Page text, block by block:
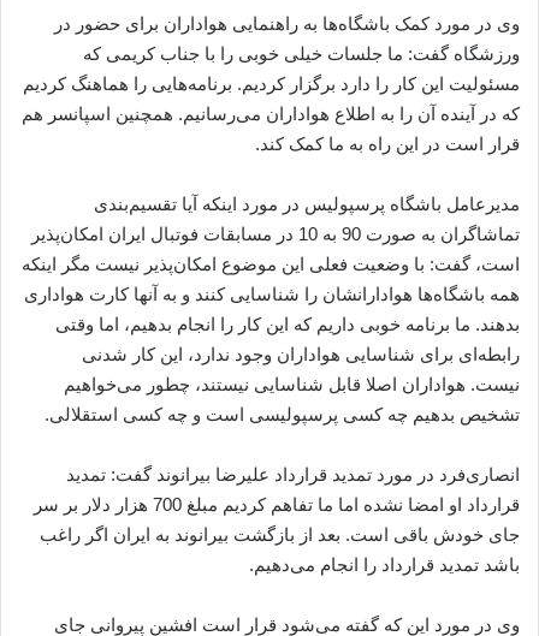
وی در مورد کمک باشگاه‌ها به راهنمایی هواداران برای حضور در
ورزشگاه گفت: ما جلسات خیلی خوبی را با جناب کریمی که
مسئولیت این کار را دارد برگزار کردیم. برنامه‌هایی را هماهنگ کردیم
که در آینده آن را به اطلاع هواداران می‌رسانیم. همچنین اسپانسر هم
قرار است در این راه به ما کمک کند.
مدیرعامل باشگاه پرسپولیس در مورد اینکه آیا تقسیم‌بندی
تماشاگران به صورت 90 به 10 در مسابقات فوتبال ایران امکان‌پذیر
است، گفت: با وضعیت فعلی این موضوع امکان‌پذیر نیست مگر اینکه
همه باشگاه‌ها هوادارانشان را شناسایی کنند و به آنها کارت هواداری
بدهند. ما برنامه خوبی داریم که این کار را انجام بدهیم، اما وقتی
رابطه‌ای برای شناسایی هواداران وجود ندارد، این کار شدنی
نیست. هواداران اصلا قابل شناسایی نیستند، چطور می‌خواهیم
تشخیص بدهیم چه کسی پرسپولیسی است و چه کسی استقلالی.
انصاری‌‌فرد در مورد تمدید قرارداد علیرضا بیرانوند گفت: تمدید
قرارداد او امضا نشده اما ما تفاهم کردیم مبلغ 700 هزار دلار بر سر
جای خودش باقی است. بعد از بازگشت بیرانوند به ایران اگر راغب
باشد تمدید قرارداد را انجام می‌دهیم.
وی در مورد این که گفته می‌شود قرار است افشین پیروانی جای